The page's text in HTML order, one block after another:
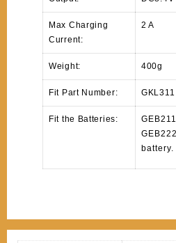
Max Charging
Current:
2 A
Weight: 400g
Fit Part Number: GKL311
Fit the Batteries:
battery.